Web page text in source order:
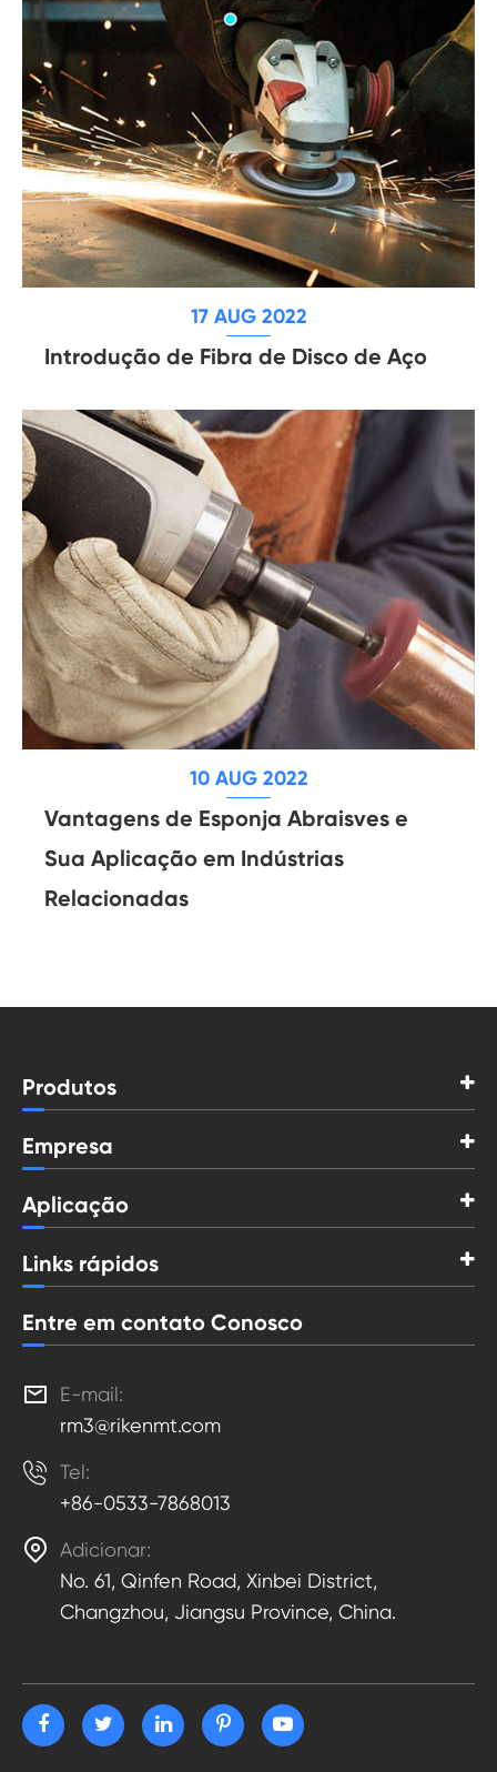
17 AUG 2022
Introdução de Fibra de Disco de Aço
10 AUG 2022
Vantagens de Esponja Abraisves e
Sua Aplicação em Indústrias
Relacionadas
Produtos
Empresa
Aplicação
Links rápidos
Entre em contato Conosco

E-mail:
rm3@rikenmt.com
 Tel:
+86-0533-7868013
 Adicionar:
No. 61, Qinfen Road, Xinbei District,
Changzhou, Jiangsu Province, China.